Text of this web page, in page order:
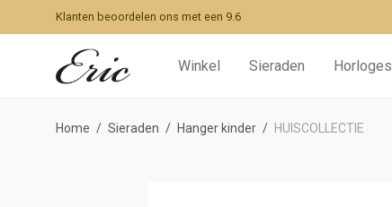
Klanten beoordelen ons met een 9.6
Winkel Sieraden Horloges
Home / Sieraden / Hanger kinder / HUISCOLLECTIE